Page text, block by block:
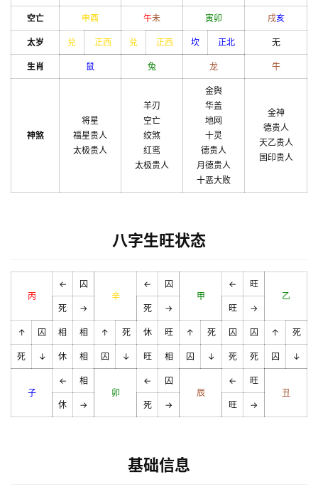
空亡 申酉 午未 寅卯 戌亥
太岁 兑 正西 兑 正西 坎 正北 无
生肖 鼠 兔 龙 牛
神煞
将星
福星贵人
太极贵人
羊刃
空亡
绞煞
红鸾
太极贵人
金舆
华盖
地网
十灵
德贵人
月德贵人
十恶大败
金神
德贵人
天乙贵人
国印贵人
八字生旺状态
丙
←
囚
辛
←
囚
甲
←
旺
乙
死
→ 死 → 旺 →
↑ 囚 相 相 ↑ 死 休 旺 ↑ 死 囚 囚 ↑ 死
死 ↓ 休 相 囚 ↓ 旺 相 囚 ↓ 死 死 囚 ↓
子
←
相
卯
←
囚
辰
←
旺
丑
休
→ 死 → 旺 →
基础信息